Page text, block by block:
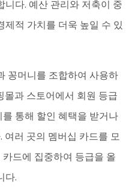
니다. 예산 관리와 저축이 중
제적 가치를 더욱 높일 수 있
꽁머니를 조합하여 사용하
몰과 스토어에서 회원 등급
통해 할인 혜택을 받거나
여러 곳의 멤버십 카드를 모
드에 집중하여 등급을 올
다.